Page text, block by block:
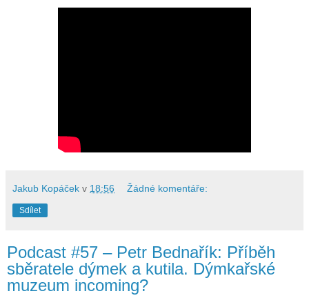
Jakub Kopáček v 18:56 Žádné komentáře:
Sdílet
Podcast #57 – Petr Bednařík: Příběh
sběratele dýmek a kutila. Dýmkařské
muzeum incoming?